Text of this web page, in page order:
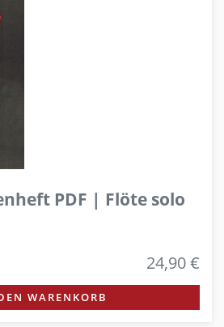
PDF | Flöte solo
24,90 €
WARENKORB